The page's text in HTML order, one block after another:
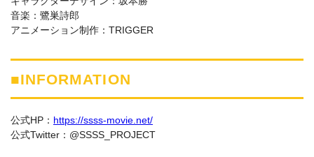
音楽：鷺巣詩郎
アニメーション制作：TRIGGER
■INFORMATION
公式HP： https://ssss-movie.net/
公式Twitter：@SSSS_PROJECT